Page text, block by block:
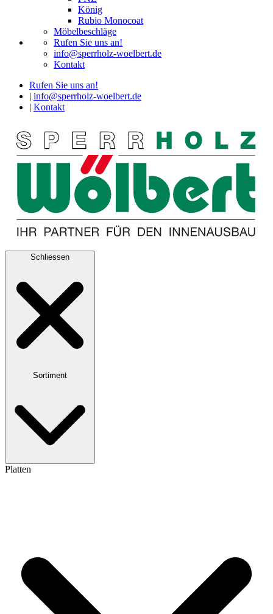
König
Rubio Monocoat
Möbelbeschläge
Rufen Sie uns an!
info@sperrholz-woelbert.de
Kontakt
Rufen Sie uns an!
info@sperrholz-woelbert.de
Kontakt
Schliessen
Sortiment
Platten